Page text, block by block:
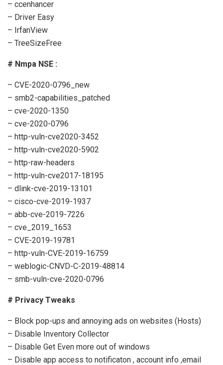
– ccenhancer
– Driver Easy
– IrfanView
– TreeSizeFree
# Nmpa NSE :
– CVE-2020-0796_new
– smb2-capabilities_patched
– cve-2020-1350
– cve-2020-0796
– http-vuln-cve2020-3452
– http-vuln-cve2020-5902
– http-raw-headers
– http-vuln-cve2017-18195
– dlink-cve-2019-13101
– cisco-cve-2019-1937
– abb-cve-2019-7226
– cve_2019_1653
– CVE-2019-19781
– http-vuln-CVE-2019-16759
– weblogic-CNVD-C-2019-48814
– smb-vuln-cve-2020-0796
# Privacy Tweaks
– Block pop-ups and annoying ads on websites (Hosts)
– Disable Inventory Collector
– Disable Get Even more out of windows
– Disable app access to notificaton , account info ,email